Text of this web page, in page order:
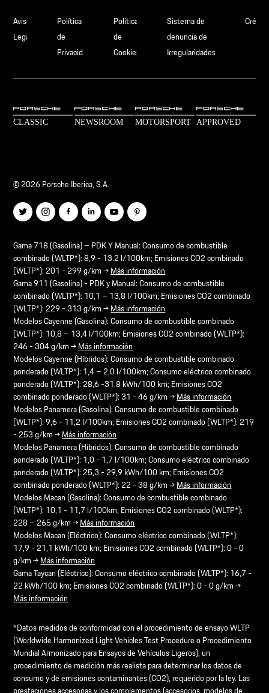
Aviso
Legal
Política
de
Privacidad
Política
de
Cookies
Sistema de
denuncia de
Irregularidades
© 2026 Porsche Iberica, S.A.
Gama 718 (Gasolina) – PDK Y Manual: Consumo de combustible
combinado (WLTP*): 8,9 - 13.2 l/100km; Emisiones CO2 combinado
(WLTP*): 201 - 299 g/km →Más información
Gama 911 (Gasolina) - PDK y Manual: Consumo de combustible
combinado (WLTP*): 10,1 – 13,8 l/100km; Emisiones CO2 combinado
(WLTP*): 229 - 313 g/km →Más información
Modelos Cayenne (Gasolina): Consumo de combustible combinado
(WLTP*): 10,8 – 13,4 l/100km; Emisiones CO2 combinado (WLTP*):
246 - 304 g/km →Más información
Modelos Cayenne (Híbridos): Consumo de combustible combinado
ponderado (WLTP*): 1,4 – 2,0 l/100km; Consumo eléctrico combinado
ponderado (WLTP*): 28,6 -31.8 kWh/100 km; Emisiones CO2
combinado ponderado (WLTP*): 31 - 46 g/km →Más información
Modelos Panamera (Gasolina): Consumo de combustible combinado
(WLTP*): 9,6 - 11,2 l/100km; Emisiones CO2 combinado (WLTP*): 219
- 253 g/km →Más información
Modelos Panamera (Híbridos): Consumo de combustible combinado
ponderado (WLTP*): 1,0 - 1,7 l/100km; Consumo eléctrico combinado
ponderado (WLTP*): 25,3 - 29,9 kWh/100 km; Emisiones CO2
combinado ponderado (WLTP*): 22 - 38 g/km →Más información
Modelos Macan (Gasolina): Consumo de combustible combinado
(WLTP*): 10,1 - 11,7 l/100km; Emisiones CO2 combinado (WLTP*):
228 – 265 g/km →Más información
Modelos Macan (Eléctrico): Consumo eléctrico combinado (WLTP*):
17,9 - 21,1 kWh/100 km; Emisiones CO2 combinado (WLTP*): 0 - 0
g/km →Más información
Gama Taycan (Eléctrico): Consumo eléctrico combinado (WLTP*): 16,7 -
22 kWh/100 km; Emisiones CO2 combinado (WLTP*): 0 - 0 g/km →
Más información
*Datos medidos de conformidad con el procedimiento de ensayo WLTP
(Worldwide Harmonized Light Vehicles Test Procedure o Procedimiento
Mundial Armonizado para Ensayos de Vehículos Ligeros), un
procedimiento de medición más realista para determinar los datos de
consumo y de emisiones contaminantes (CO2), requerido por la ley. Las